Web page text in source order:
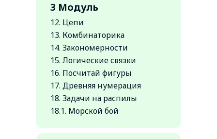
3 Модуль
12. Цепи
13. Комбинаторика
14. Закономерности
15. Логические связки
16. Посчитай фигуры
17. Древняя нумерация
18. Задачи на распилы
18.1. Морской бой